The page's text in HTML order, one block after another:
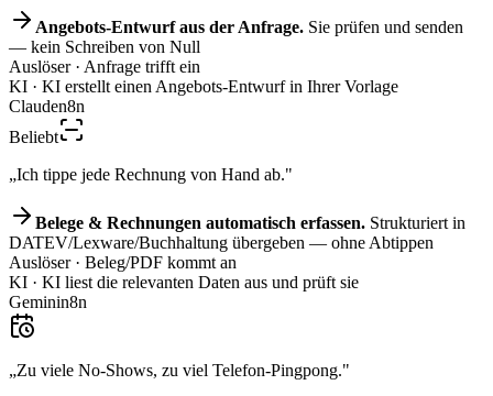
Angebots-Entwurf aus der Anfrage. Sie prüfen und senden
— kein Schreiben von Null
Auslöser· Anfrage trifft ein
KI · KI erstellt einen Angebots-Entwurf in Ihrer Vorlage
Clauden8n
Beliebt
„Ich tippe jede Rechnung von Hand ab."
Belege & Rechnungen automatisch erfassen. Strukturiert in
DATEV/Lexware/Buchhaltung übergeben — ohne Abtippen
Auslöser· Beleg/PDF kommt an
KI · KI liest die relevanten Daten aus und prüft sie
Geminin8n
„Zu viele No-Shows, zu viel Telefon-Pingpong."